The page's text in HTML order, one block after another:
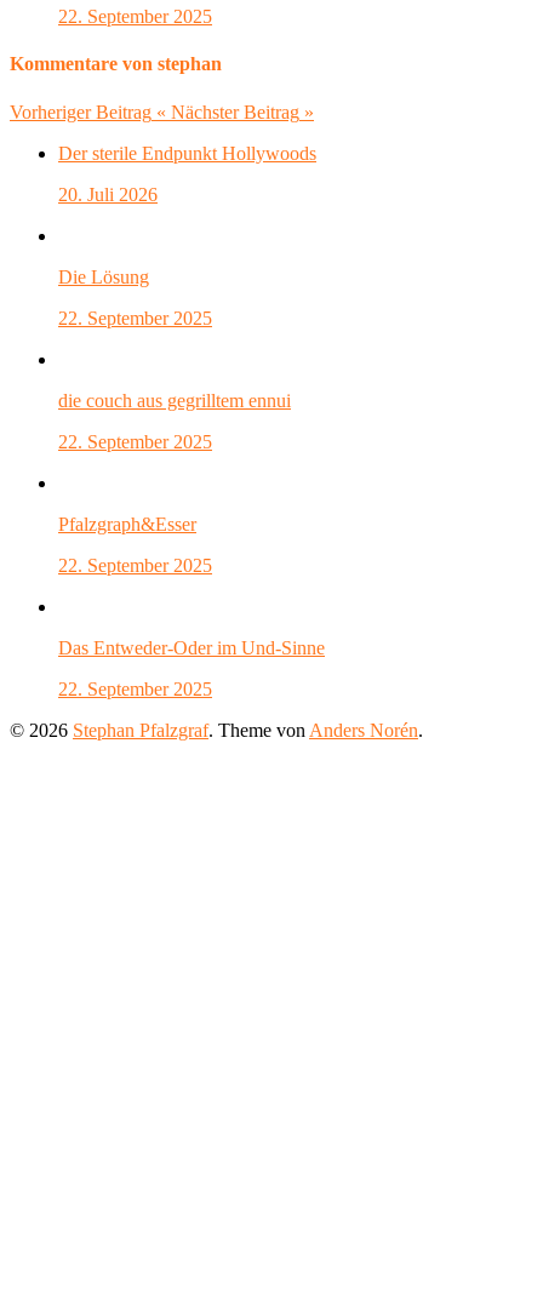
22. September 2025
Kommentare von stephan
Vorheriger Beitrag « Nächster Beitrag »
Der sterile Endpunkt Hollywoods
20. Juli 2026
Die Lösung
22. September 2025
die couch aus gegrilltem ennui
22. September 2025
Pfalzgraph&Esser
22. September 2025
Das Entweder-Oder im Und-Sinne
22. September 2025
© 2026 Stephan Pfalzgraf. Theme von Anders Norén.